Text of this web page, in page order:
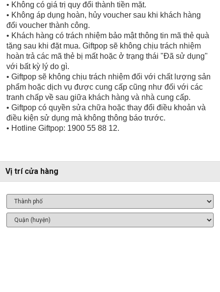
• Không có giá trị quy đổi thành tiền mặt.
• Không áp dụng hoàn, hủy voucher sau khi khách hàng
đổi voucher thành công.
• Khách hàng có trách nhiệm bảo mật thông tin mã thẻ quà
tặng sau khi đặt mua. Giftpop sẽ không chịu trách nhiệm
hoàn trả các mã thẻ bị mất hoặc ở trạng thái "Đã sử dụng"
với bất kỳ lý do gì.
• Giftpop sẽ không chịu trách nhiệm đối với chất lượng sản
phẩm hoặc dịch vụ được cung cấp cũng như đối với các
tranh chấp về sau giữa khách hàng và nhà cung cấp.
• Giftpop có quyền sửa chữa hoặc thay đổi điều khoản và
điều kiện sử dụng mà không thông báo trước.
• Hotline Giftpop: 1900 55 88 12.
Vị trí cửa hàng